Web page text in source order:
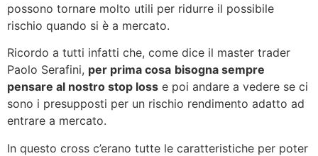
possono tornare molto utili per ridurre il possibile
rischio quando si è a mercato.
Ricordo a tutti infatti che, come dice il master trader
Paolo Serafini, per prima cosa bisogna sempre
pensare al nostro stop loss e poi andare a vedere se ci
sono i presupposti per un rischio rendimento adatto ad
entrare a mercato.
In questo cross c’erano tutte le caratteristiche per poter